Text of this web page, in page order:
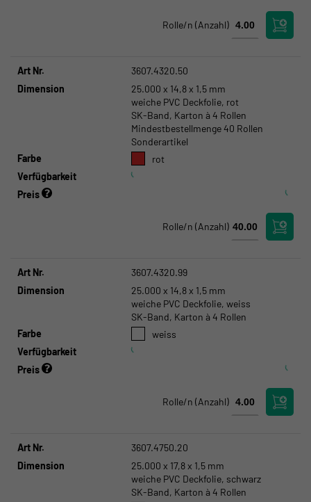
Rolle/n (Anzahl)
Art Nr.
3607.4320.50
Dimension
25.000 x 14,8 x 1,5 mm
weiche PVC Deckfolie, rot
SK-Band, Karton à 4 Rollen
Mindestbestellmenge 40 Rollen
Sonderartikel
Farbe
rot
Verfügbarkeit
Preis
Rolle/n (Anzahl)
Art Nr.
3607.4320.99
Dimension
25.000 x 14,8 x 1,5 mm
weiche PVC Deckfolie, weiss
SK-Band, Karton à 4 Rollen
Farbe
weiss
Verfügbarkeit
Preis
Rolle/n (Anzahl)
Art Nr.
3607.4750.20
Dimension
25.000 x 17,8 x 1,5 mm
weiche PVC Deckfolie, schwarz
SK-Band, Karton à 4 Rollen